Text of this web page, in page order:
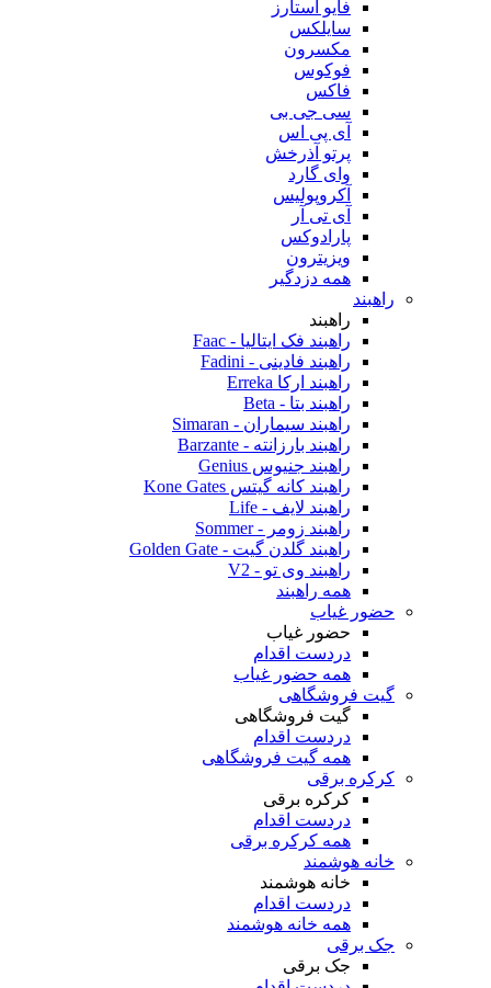
فایو استارز
سایلکس
مکسرون
فوکوس
فاکس
سی جی بی
آی پی اس
پرتو آذرخش
وای گارد
آکروپولیس
آی تی آر
پارادوکس
ویزیترون
همه دزدگیر
راهبند
راهبند
راهبند فک ایتالیا - Faac
راهبند فادینی - Fadini
راهبند ارکا Erreka
راهبند بتا - Beta
راهبند سیماران - Simaran
راهبند بارزانته - Barzante
راهبند جنیوس Genius
راهبند کانه گیتس Kone Gates
راهبند لایف - Life
راهبند زومر - Sommer
راهبند گلدن گیت - Golden Gate
راهبند وی تو - V2
همه راهبند
حضور غیاب
حضور غیاب
دردست اقدام
همه حضور غیاب
گیت فروشگاهی
گیت فروشگاهی
دردست اقدام
همه گیت فروشگاهی
کرکره برقی
کرکره برقی
دردست اقدام
همه کرکره برقی
خانه هوشمند
خانه هوشمند
دردست اقدام
همه خانه هوشمند
جک برقی
جک برقی